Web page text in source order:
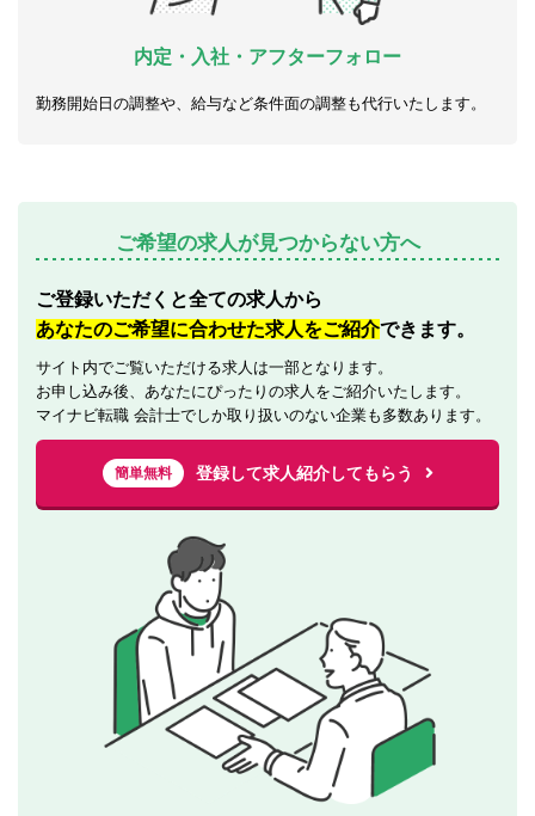
内定・入社・アフターフォロー
勤務開始日の調整や、給与など条件面の調整も代行いたします。
ご希望の求人が見つからない方へ
ご登録いただくと全ての求人から
あなたのご希望に合わせた求人をご紹介できます。
サイト内でご覧いただける求人は一部となります。
お申し込み後、あなたにぴったりの求人をご紹介いたします。
マイナビ転職 会計士でしか取り扱いのない企業も多数あります。
簡単無料 登録して求人紹介してもらう